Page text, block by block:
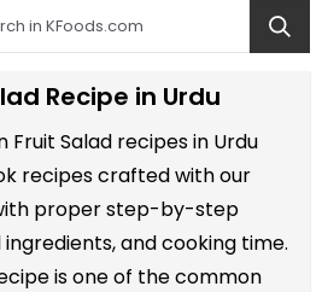
Recipe in Urdu
Fruit Salad recipes in Urdu
recipes crafted with our
proper step-by-step
and cooking time.
is one of the common